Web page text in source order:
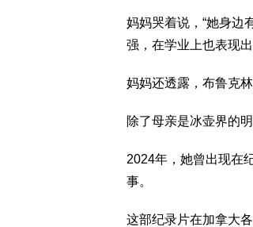
妈妈哭着说，“她身边
强，在学业上也表现
妈妈还透露，布鲁克
除了母亲是冰壶界的
2024年，她曾出现在
事。
这部纪录片在加拿大